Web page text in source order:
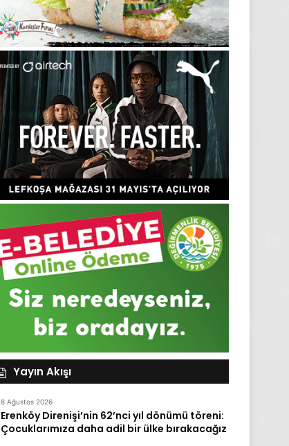
Yayın Akışı
8 Ağustos 2026
Erenköy Direnişi’nin 62’nci yıl dönümü töreni:
Çocuklarımıza daha adil bir ülke bırakacağız